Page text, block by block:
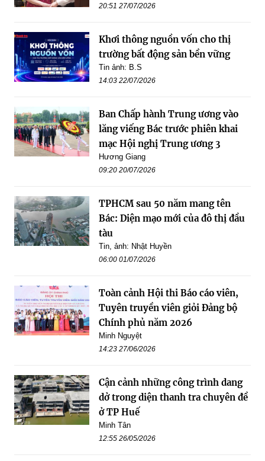
20:51 27/07/2026
Khơi thông nguồn vốn cho thị
trường bất động sản bền vững
Tin ảnh: B.S
14:03 22/07/2026
Ban Chấp hành Trung ương vào
lăng viếng Bác trước phiên khai
mạc Hội nghị Trung ương 3
Hương Giang
09:20 20/07/2026
TPHCM sau 50 năm mang tên
Bác: Diện mạo mới của đô thị đầu
tàu
Tin, ảnh: Nhật Huyền
06:00 01/07/2026
Toàn cảnh Hội thi Báo cáo viên,
Tuyên truyền viên giỏi Đảng bộ
Chính phủ năm 2026
Minh Nguyệt
14:23 27/06/2026
Cận cảnh những công trình dang
dở trong diện thanh tra chuyên đề
ở TP Huế
Minh Tân
12:55 26/05/2026